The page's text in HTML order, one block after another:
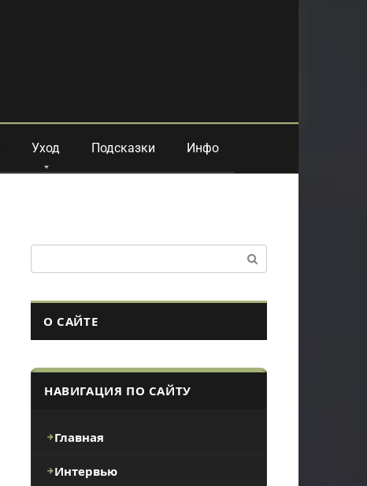
Уход Подсказки Инфо
О САЙТЕ
НАВИГАЦИЯ ПО САЙТУ
Главная
Интервью